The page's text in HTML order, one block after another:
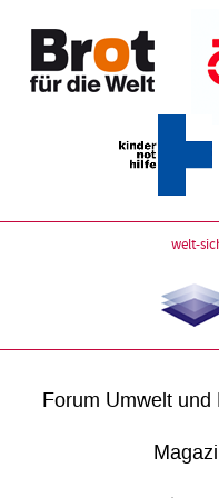
welt-
Forum Umwelt und